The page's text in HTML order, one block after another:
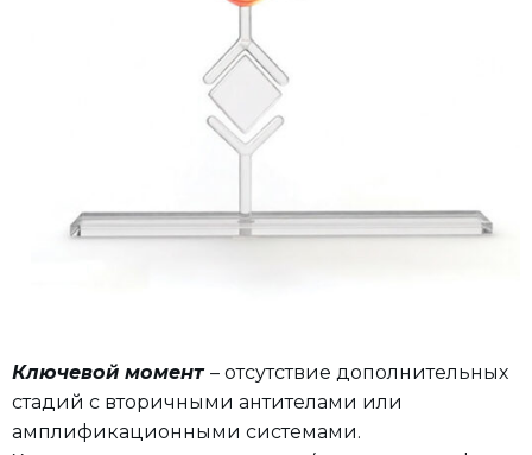
Ключевой момент – отсутствие дополнительных
стадий с вторичными антителами или
амплификационными системами.